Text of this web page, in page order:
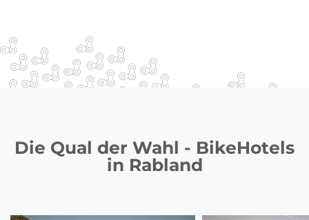
Die Qual der Wahl - BikeHotels
in Rabland